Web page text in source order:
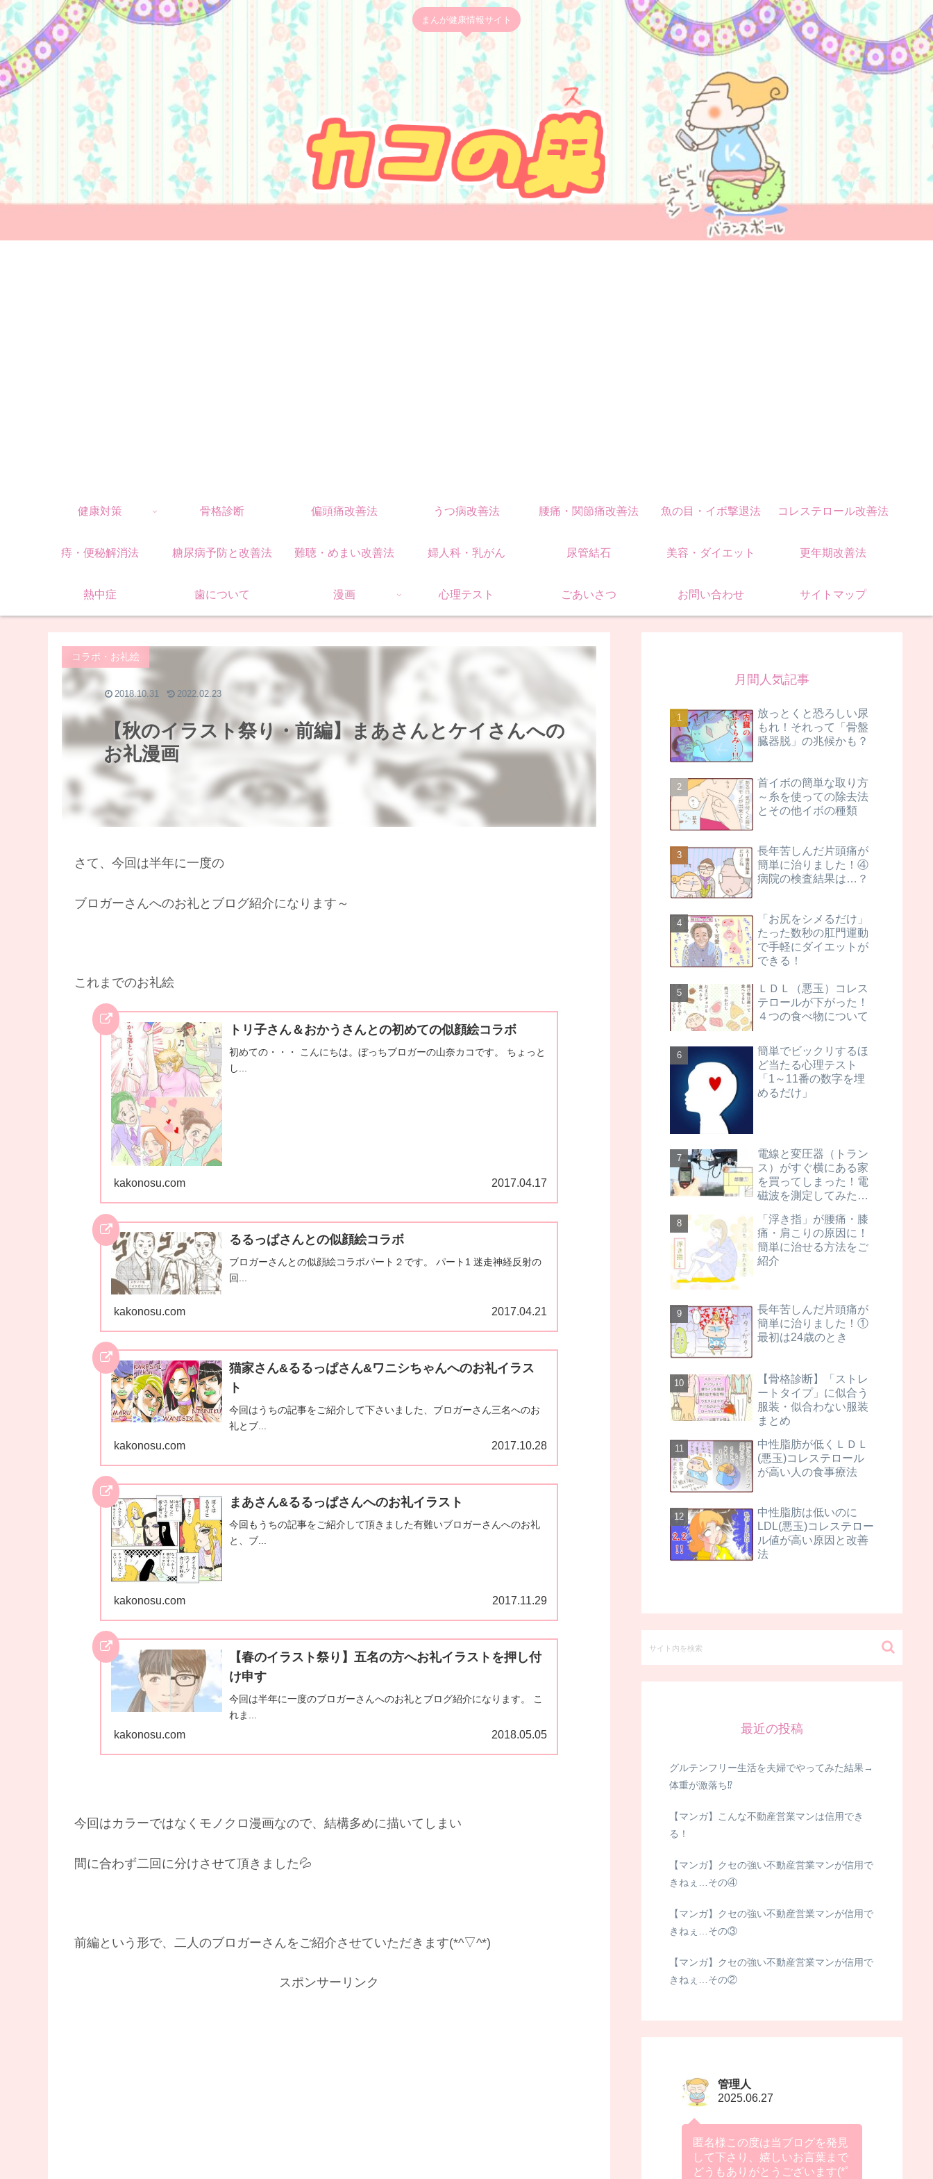
まんが健康情報サイト
健康対策 骨格診断 偏頭痛改善法 うつ病改善法 腰痛・関節痛改善法 魚の目・イボ撃退法 コレステロール改善法
痔・便秘解消法 糖尿病予防と改善法 難聴・めまい改善法 婦人科・乳がん 尿管結石 美容・ダイエット 更年期改善法
熱中症 歯について 漫画 心理テスト ごあいさつ お問い合わせ サイトマップ
【秋のイラスト祭り・前編】まあさんとケイさんへの
お礼漫画
コラボ・お礼絵
2018.10.31 2022.02.23
さて、今回は半年に一度の
ブロガーさんへのお礼とブログ紹介になります～
これまでのお礼絵
トリ子さん＆おかうさんとの初めての似顔絵コラボ
初めての・・・ こんにちは。ぼっちブロガーの山奈カコです。 ちょっと
し...
kakonosu.com 2017.04.17
るるっぱさんとの似顔絵コラボ
ブロガーさんとの似顔絵コラボパート２です。 パート1 迷走神経反射の
回...
kakonosu.com 2017.04.21
猫家さん&るるっぱさん&ワニシちゃんへのお礼イラス
ト
今回はうちの記事をご紹介して下さいました、ブロガーさん三名へのお
礼とブ...
kakonosu.com 2017.10.28
まあさん&るるっぱさんへのお礼イラスト
今回もうちの記事をご紹介して頂きました有難いブロガーさんへのお礼
と、ブ...
kakonosu.com 2017.11.29
【春のイラスト祭り】五名の方へお礼イラストを押し付
け申す
今回は半年に一度のブロガーさんへのお礼とブログ紹介になります。 こ
れま...
kakonosu.com 2018.05.05
今回はカラーではなくモノクロ漫画なので、結構多めに描いてしまい
間に合わず二回に分けさせて頂きました💦
前編という形で、二人のブロガーさんをご紹介させていただきます(*^▽^*)
スポンサーリンク
月間人気記事
放っとくと恐ろしい尿
もれ！それって「骨盤
臓器脱」の兆候かも？
首イボの簡単な取り方
～糸を使っての除去法
とその他イボの種類
長年苦しんだ片頭痛が
簡単に治りました！④
病院の検査結果は…？
「お尻をシメるだけ」
たった数秒の肛門運動
で手軽にダイエットが
できる！
ＬＤＬ（悪玉）コレス
テロールが下がった！
４つの食べ物について
簡単でビックリするほ
ど当たる心理テスト
「1～11番の数字を埋
めるだけ」
電線と変圧器（トラン
ス）がすぐ横にある家
を買ってしまった！電
磁波を測定してみた
「浮き指」が腰痛・膝
痛・肩こりの原因に！
簡単に治せる方法をご
紹介
長年苦しんだ片頭痛が
簡単に治りました！①
最初は24歳のとき
【骨格診断】「ストレ
ートタイプ」に似合う
服装・似合わない服装
まとめ
中性脂肪が低くＬＤＬ
(悪玉)コレステロール
が高い人の食事療法
中性脂肪は低いのに
LDL(悪玉)コレステロー
ル値が高い原因と改善
法
最近の投稿
グルテンフリー生活を夫婦でやってみた結果→
体重が激落ち⁉
【マンガ】こんな不動産営業マンは信用でき
る！
【マンガ】クセの強い不動産営業マンが信用で
きねぇ…その④
【マンガ】クセの強い不動産営業マンが信用で
きねぇ…その③
【マンガ】クセの強い不動産営業マンが信用で
きねぇ…その②
管理人
2025.06.27
匿名様この度は当ブログを発見
して下さり、嬉しいお言葉まで
どうもありがとうございます(*ﾟ